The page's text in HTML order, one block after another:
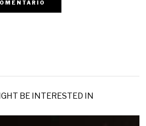
BE INTERESTED IN